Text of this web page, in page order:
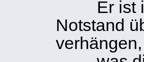
Er ist im
Notstand
verhängen,